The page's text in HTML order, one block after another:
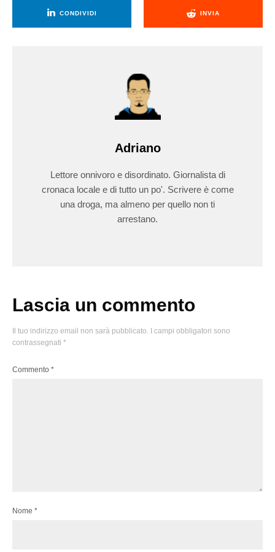
CONDIVIDI INVIA
Adriano
Lettore onnivoro e disordinato. Giornalista di
cronaca locale e di tutto un po'. Scrivere è come
una droga, ma almeno per quello non ti
arrestano.
Lascia un commento
Il tuo indirizzo email non sarà pubblicato.
I campi obbligatori sono
contrassegnati *
Commento *
Nome *